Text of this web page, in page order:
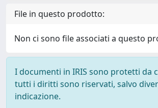
File in questo prodotto:
Non ci sono file associati a questo
I documenti in IRIS sono protetti da
tutti i diritti sono riservati, salvo
indicazione.